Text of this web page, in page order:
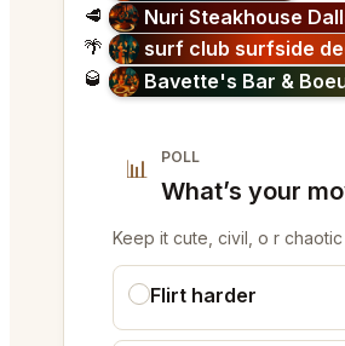
🥩
Nuri Steakhouse
🌴
surf club surfside
🥃
Bavette's Bar &
📊 POLL
What’s your
Keep it cute, civil, o r
Flirt harder